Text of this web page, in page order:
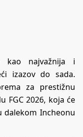
kao najvažnija i
izazov do sada.
za prestižnu
FGC 2026, koja će
Incheonu